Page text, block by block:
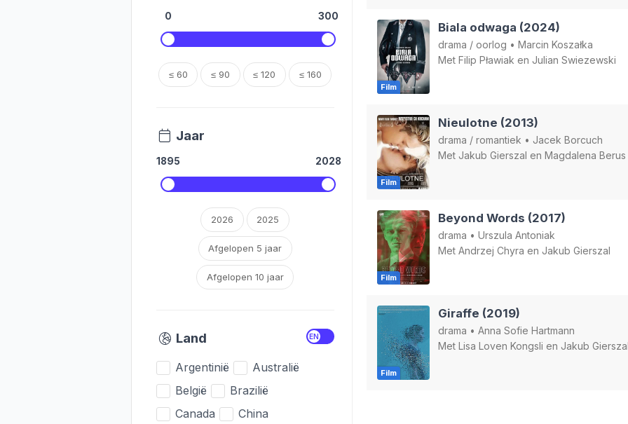
0 300
≤ 60 ≤ 90 ≤ 120 ≤ 160
Jaar
1895 2028
2026 2025
Afgelopen 5 jaar
Afgelopen 10 jaar
Land
Argentinië
Australië
België
Brazilië
Canada
China
Film
Biala odwaga (2024)
drama / oorlog • Marcin Koszałka
Met Filip Pławiak en Julian Swiezewski
Film
Nieulotne (2013)
drama / romantiek • Jacek Borcuch
Met Jakub Gierszal en Magdalena Berus
Film
Beyond Words (2017)
drama • Urszula Antoniak
Met Andrzej Chyra en Jakub Gierszal
Film
Giraffe (2019)
drama • Anna Sofie Hartmann
Met Lisa Loven Kongsli en Jakub